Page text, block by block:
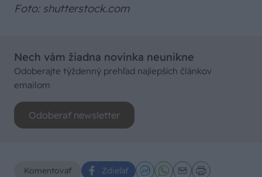
Foto: shutterstock.com
Nech vám žiadna novinka neunikne
Odoberajte týždenný prehľad najlepších článkov
emailom
Odoberať newsletter
Komentovať Zdieľať